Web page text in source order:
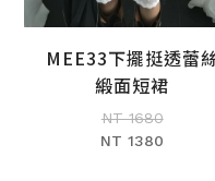
加入購物車
MEE33下擺挺透蕾
緞面短裙
NT 1680
NT 1380